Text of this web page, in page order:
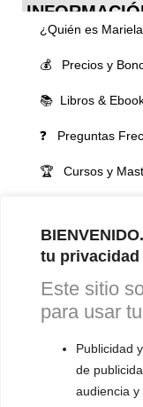
tu privacidad
Este sitio
para usar
Publicidad
de
audiencia
¿Quién es
💰 Precios y
📚 Libros &
❓ Preguntas
🏆 Cursos y
▪️ Feminización de
▪️ Neutralización
▪️ Dualización de
▪️